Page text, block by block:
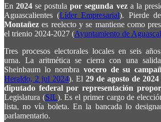
En2024 se postulapor segunda veza la
Aguascalientes (Líder Empresarial). Pierde
Montañez es reelecto y se mantiene como
el trienio 2024-2027 (Ayuntamiento de
Tres procesos electorales locales en seis
urna. La aritmética se cierra con una
Sheinbaum lo nombra vocero de su
Heraldo, 2 jul 2024). El 29 de agosto de 2024
diputado federal por representación
Legislatura (SIL). Es el primer cargo de
lista, no vía boleta. En la bancada lo
parlamentario.